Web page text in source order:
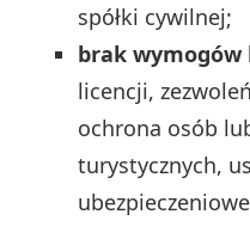
spółki cywilnej;
brak wymogów
licencji,
ochrona osób
turystycznych,